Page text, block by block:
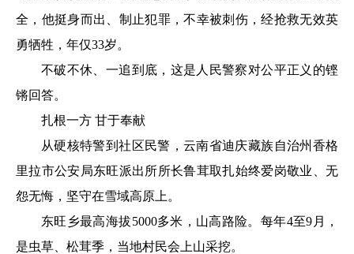
全，他挺身而出、制止犯罪，不幸被刺伤，经抢救无效英
勇牺牲，年仅33岁。
不破不休、一追到底，这是人民警察对公平正义的铿
锵回答。
扎根一方 甘于奉献
从硬核特警到社区民警，云南省迪庆藏族自治州香格
里拉市公安局东旺派出所所长鲁茸取扎始终爱岗敬业、无
怨无悔，坚守在雪域高原上。
东旺乡最高海拔5000多米，山高路险。每年4至9月，
是虫草、松茸季，当地村民会上山采挖。